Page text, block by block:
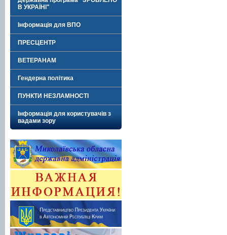
В УКРАЇНІ"
Інформація для ВПО
ПРЕСЦЕНТР
ВЕТЕРАНАМ
Гендерна політика
ПУНКТИ НЕЗЛАМНОСТІ
Інформація для користувачів з
вадами зору